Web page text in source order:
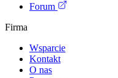
Forum
Firma
Wsparcie
Kontakt
O nas